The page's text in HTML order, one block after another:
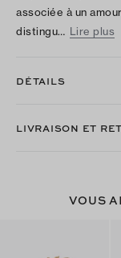
associée à un
distingu… Lire plus
DÉTAILS
LIVRAISON ET
VOUS